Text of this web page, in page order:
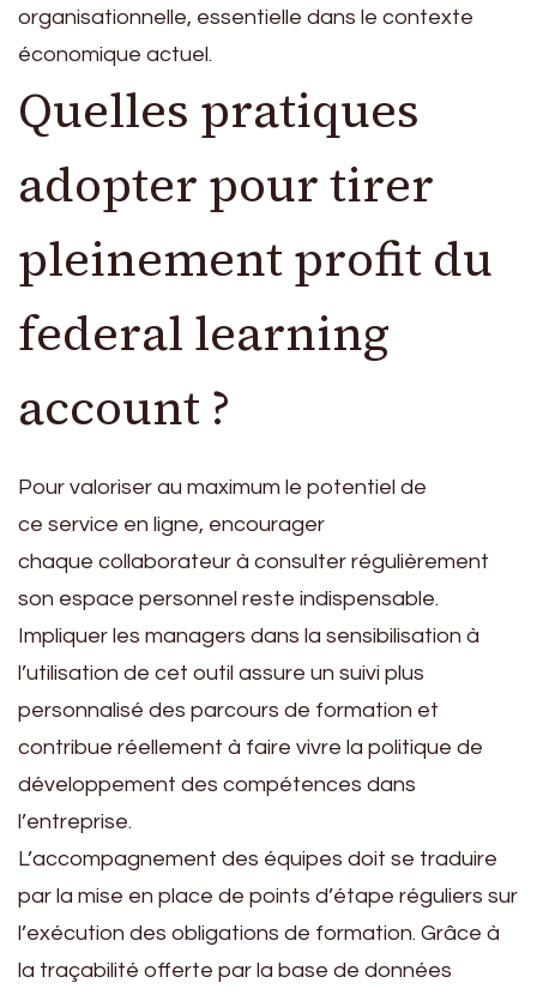
organisationnelle, essentielle dans le contexte
économique actuel.
Quelles pratiques
adopter pour tirer
pleinement profit du
federal learning
account ?
Pour valoriser au maximum le potentiel de
ce service en ligne, encourager
chaque collaborateur à consulter régulièrement
son espace personnel reste indispensable.
Impliquer les managers dans la sensibilisation à
l’utilisation de cet outil assure un suivi plus
personnalisé des parcours de formation et
contribue réellement à faire vivre la politique de
développement des compétences dans
l’entreprise.
L’accompagnement des équipes doit se traduire
par la mise en place de points d’étape réguliers sur
l’exécution des obligations de formation. Grâce à
la traçabilité offerte par la base de données